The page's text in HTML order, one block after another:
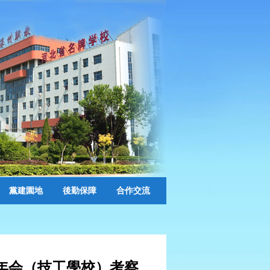
黨建園地 後勤保障 合作交流